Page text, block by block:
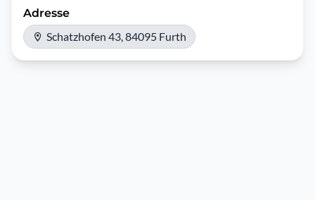
Adresse
Schatzhofen 43, 84095 Furth